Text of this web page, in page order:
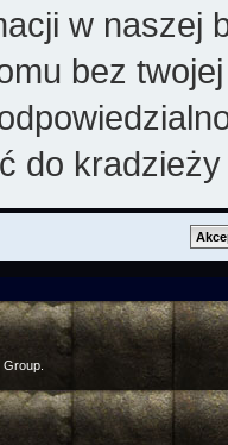
w naszej
bez
do